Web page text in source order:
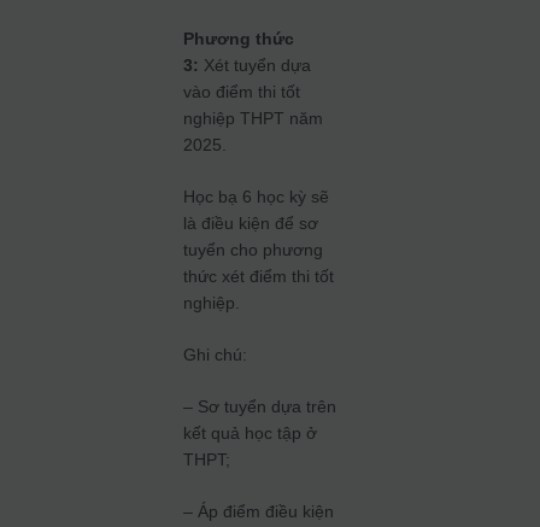
Phương thức
3: Xét tuyển dựa
vào điểm thi tốt
nghiệp THPT năm
2025.
Học bạ 6 học kỳ sẽ
là điều kiện để sơ
tuyển cho phương
thức xét điểm thi tốt
nghiệp.
Ghi chú:
– Sơ tuyển dựa trên
kết quả học tập ở
THPT;
– Áp điểm điều kiện